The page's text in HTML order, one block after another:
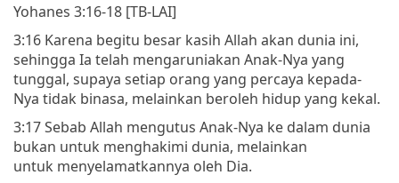
Yohanes 3:16-18 [TB-LAI]
3:16 Karena begitu besar kasih Allah akan dunia ini,
sehingga Ia telah mengaruniakan Anak-Nya yang
tunggal, supaya setiap orang yang percaya kepada-
Nya tidak binasa, melainkan beroleh hidup yang kekal.
3:17 Sebab Allah mengutus Anak-Nya ke dalam dunia
bukan untuk menghakimi dunia, melainkan
untuk menyelamatkannya oleh Dia.